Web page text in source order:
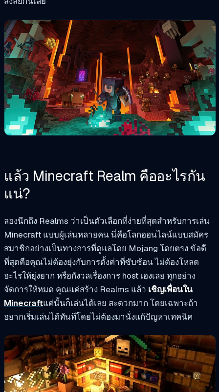
แล้ว Minecraft Realm คืออะไรกัน
แน่?
ลองนึกถึง Realms ว่าเป็นตัวเลือกที่ง่ายที่สุดสำหรับการเล่น
Minecraft แบบผู้เล่นหลายคน นี่คือโลกออนไลน์แบบสมัคร
สมาชิกอย่างเป็นทางการที่ดูแลโดย Mojang โดยตรง ข้อดี
ที่สุดคือคุณไม่ต้องยุ่งกับการตั้งค่าที่ซับซ้อน ไม่ต้องโหลด
อะไรให้ยุ่งยาก หรือกังวลเรื่องการ host เองเลย ทุกอย่าง
จัดการให้หมด คุณแค่สร้าง Realms แล้ว เชิญเพื่อนใน
Minecraftแค่นั้นก็เล่นได้เลย สะดวกมาก โดยเฉพาะถ้า
อยากเริ่มเล่นได้ทันทีโดยไม่ต้องมานั่งแก้ปัญหาเทคนิค